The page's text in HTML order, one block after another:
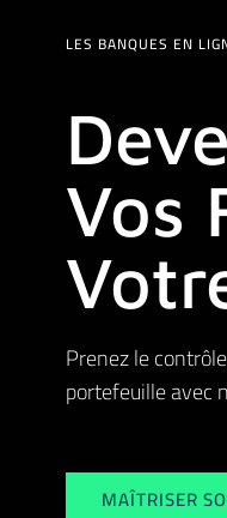
LES BANQUES EN
Vos
Prenez le
portefeuille avec
MAÎTRISER